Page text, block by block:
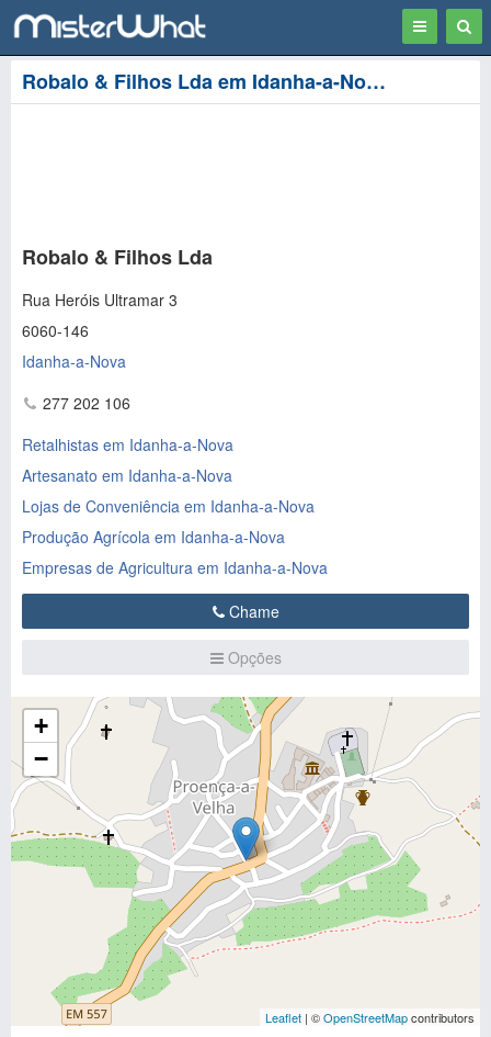
Toggle
navigation
Robalo & Filhos Lda em Idanha-a-Nova
Robalo & Filhos Lda
Rua Heróis Ultramar 3
6060-146
Idanha-a-Nova
277 202 106
Retalhistas em Idanha-a-Nova
Artesanato em Idanha-a-Nova
Lojas de Conveniência em Idanha-a-Nova
Produção Agrícola em Idanha-a-Nova
Empresas de Agricultura em Idanha-a-Nova
Chame
Opções
+
−
Leaflet | ©OpenStreetMapcontributors